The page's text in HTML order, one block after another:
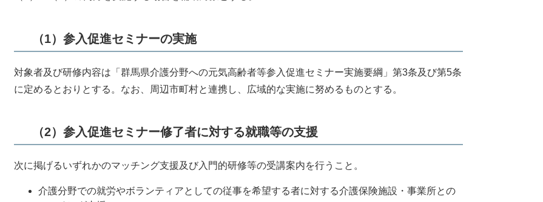
（1）参入促進セミナーの実施
対象者及び研修内容は「群馬県介護分野への元気高齢者等参入促進セミナー実施要綱」第3条及び第5条
に定めるとおりとする。なお、周辺市町村と連携し、広域的な実施に努めるものとする。
（2）参入促進セミナー修了者に対する就職等の支援
次に掲げるいずれかのマッチング支援及び入門的研修等の受講案内を行うこと。
介護分野での就労やボランティアとしての従事を希望する者に対する介護保険施設・事業所との